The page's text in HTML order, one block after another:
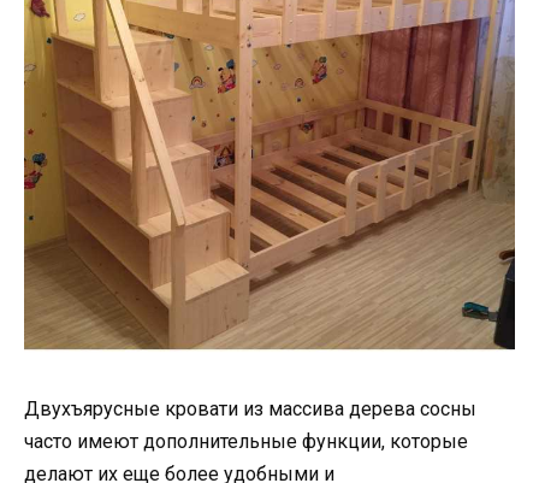
Двухъярусные кровати из массива дерева сосны
часто имеют дополнительные функции, которые
делают их еще более удобными и